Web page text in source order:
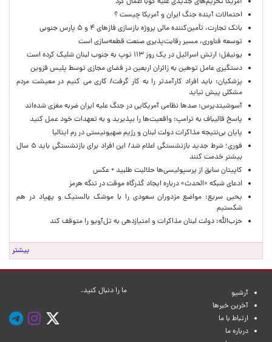
احتمالات آینده جنگ ایران و آمریکا چیست ؟
بانک تجارت، تأمین‌کننده مالی پروژه بازسازی فازهای ۴ و ۵ پارس جنوبی
توسعه فناوری، مسیر رقابت‌پذیری صنعت قطعه‌سازی است
یونیفل: ارتش اسرائیل در یک روز ۱۱۳ توپ به جنوب لبنان شلیک کرده است
دستگیری عامل توهین به زائران اربعین در فضای مجازی توسط پلیس قزوین
پزشکیان: باید افراد کارآمدتر را به کار گرفت/ کاری می کنیم در معیشت مردم
مشکلی پیش نیاید
آسوشیتدپرس: صدها نظامی آمریکایی در جنگ علیه ایران ضربه مغزی شده‌اند
پاسخ قالیباف به ترامپ: واقعیت‌ها را بپذیرید و به تعهدات خود عمل کنید
پایان بی‌نتیجه مذاکرات دولت لبنان و رژیم صهیونیستی در رم ایتالیا
فوری؛ شرط جدید بازنشستگی اعلام شد/ این افراد برای بازنشستگی باید ۵ سال
بیشتر خدمت کنند
کاپیتان سابق از پرسپولیسی‌ها حلالیت طلبید + عکس
ادعای شبکه «الحدث» درباره ایجاد گذرگاه موقت در تنگه هرمز
یحیی سریع: مواضع مزدوران سعودی را با موشک بالستیک و پهپاد در هم
شکستیم
حزب‌الله: دولت لبنان مذاکرات و امتیازدهی به تل‌آویو را متوقف کند
بیشتر
آرشیو
آخرین خبرها
ارتباط با ما
درباره ما
ما را دنبال کنید.